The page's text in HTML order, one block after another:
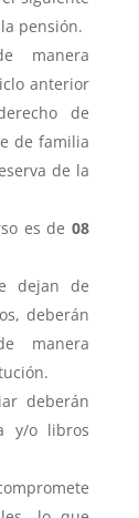
pensión.
manera
anterior
de
de familia
de la
es de08
dejan de
deberán
manera
deberán
y/o libros